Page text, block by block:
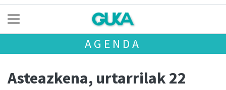
AGENDA
Asteazkena, urtarrilak 22